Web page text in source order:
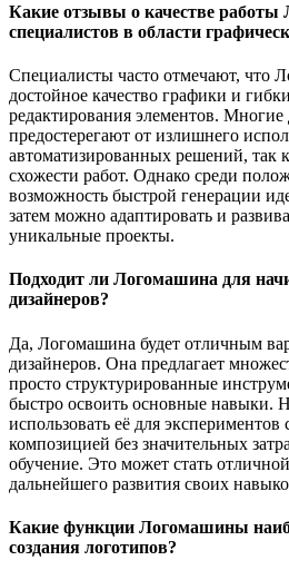
Какие отзывы о качестве
специалистов в области
Специалисты часто отмечают, что
достойное качество графики и
редактирования элементов.
предостерегают от излишнего
автоматизированных решений, так
схожести работ. Однако среди
возможность быстрой генерации
затем можно адаптировать и
уникальные проекты.
Подходит ли Логомашина для
дизайнеров?
Да, Логомашина будет отличным
дизайнеров. Она предлагает
просто структурированные
быстро освоить основные навыки.
использовать её для
композицией без значительных
обучение. Это может стать
дальнейшего развития своих
Какие функции Логомашины
создания логотипов?